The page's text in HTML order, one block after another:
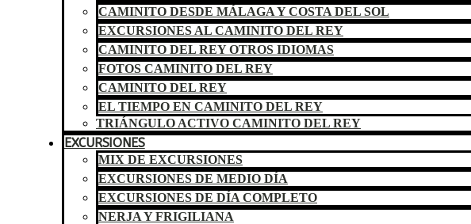
CAMINITO DESDE MÁLAGA Y COSTA DEL SOL
EXCURSIONES AL CAMINITO DEL REY
CAMINITO DEL REY OTROS IDIOMAS
FOTOS CAMINITO DEL REY
CAMINITO DEL REY
EL TIEMPO EN CAMINITO DEL REY
TRIÁNGULO ACTIVO CAMINITO DEL REY
EXCURSIONES
MIX DE EXCURSIONES
EXCURSIONES DE MEDIO DÍA
EXCURSIONES DE DÍA COMPLETO
NERJA Y FRIGILIANA